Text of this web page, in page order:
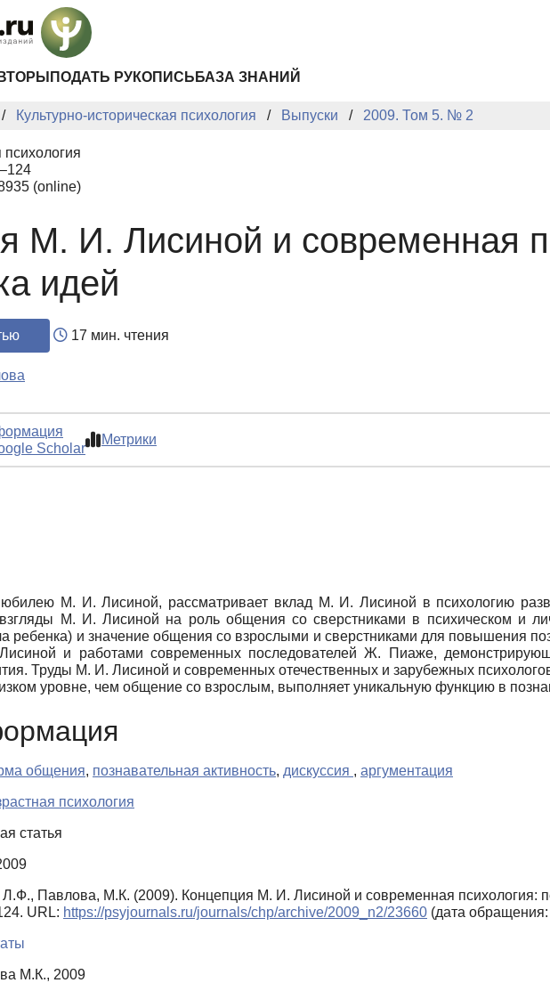
ПОДАТЬ РУКОПИСЬ БАЗА ЗНАНИЙ
Культурно-историческая психология Выпуски 2009. Том 5. № 2
психология
(online)
М. И. Лисиной и современная
идей
17 мин. чтения
Scholar
Метрики
М. И. Лисиной, рассматривает вклад М. И. Лисиной в психологию
М. И. Лисиной на роль общения со сверстниками в психическом и
ребенка) и значение общения со взрослыми и сверстниками для повышения
и работами современных последователей Ж. Пиаже,
Труды М. И. Лисиной и современных отечественных и зарубежных
уровне, чем общение со взрослым, выполняет уникальную функцию в
общения, познавательная активность, дискуссия , аргументация
психология
статья
Павлова, М.К. (2009). Концепция М. И. Лисиной и современная психология:
URL: https://psyjournals.ru/journals/chp/archive/2009_n2/23660 (дата
М.К., 2009